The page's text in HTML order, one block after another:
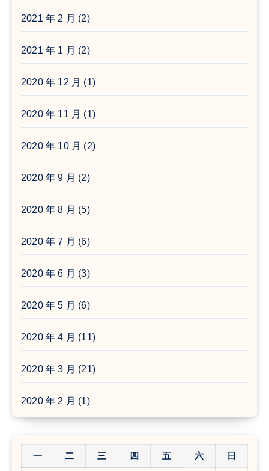
2021 年 2 月 (2)
2021 年 1 月 (2)
2020 年 12 月 (1)
2020 年 11 月 (1)
2020 年 10 月 (2)
2020 年 9 月 (2)
2020 年 8 月 (5)
2020 年 7 月 (6)
2020 年 6 月 (3)
2020 年 5 月 (6)
2020 年 4 月 (11)
2020 年 3 月 (21)
2020 年 2 月 (1)
一 二 三 四 五 六 日